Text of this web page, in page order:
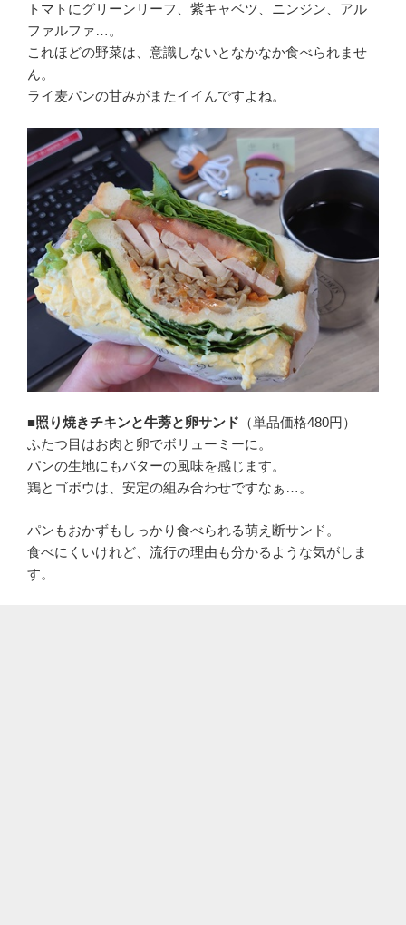
トマトにグリーンリーフ、紫キャベツ、ニンジン、アル
ファルファ…。
これほどの野菜は、意識しないとなかなか食べられませ
ん。
ライ麦パンの甘みがまたイイんですよね。
■照り焼きチキンと牛蒡と卵サンド （単品価格480円）
ふたつ目はお肉と卵でボリューミーに。
パンの生地にもバターの風味を感じます。
鶏とゴボウは、安定の組み合わせですなぁ…。
パンもおかずもしっかり食べられる萌え断サンド。
食べにくいけれど、流行の理由も分かるような気がしま
す。